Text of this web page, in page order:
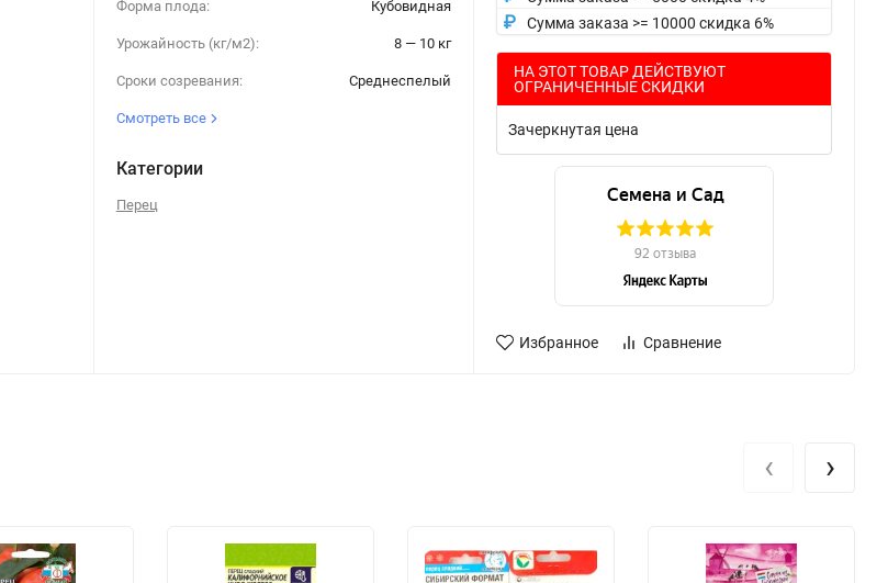
Форма плода: Кубовидная
Урожайность (кг/м2): 8 — 10 кг
Сроки созревания: Среднеспелый
Смотреть все
Категории
Перец
Сумма заказа >= 10000 скидка 6%
НА ЭТОТ ТОВАР ДЕЙСТВУЮТ
ОГРАНИЧЕННЫЕ СКИДКИ
Зачеркнутая цена
Избранное Сравнение
‹ ›